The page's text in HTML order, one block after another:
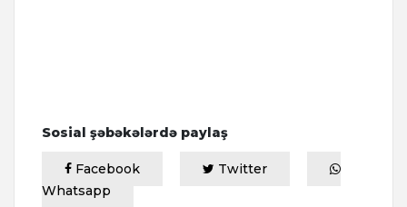
Sosial şəbəkələrdə paylaş
Facebook
Twitter
Whatsapp